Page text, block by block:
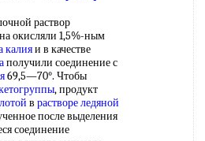
раствор
окисляли 1,5%-ным
калияи в качестве
получили соединение с
69,5—70°. Чтобы
, продукт
в растворе ледяной
после выделения
соединение